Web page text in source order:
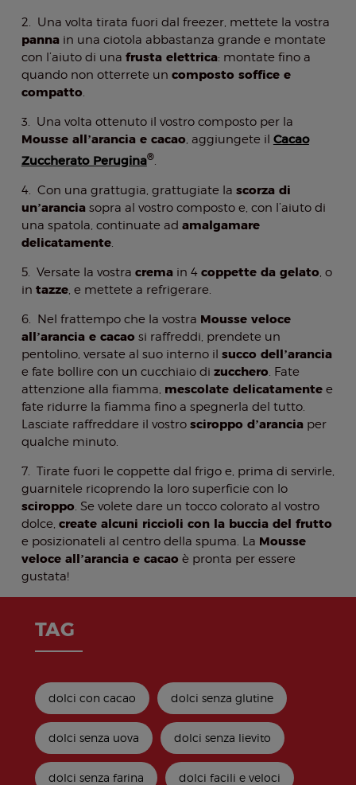
2. Una volta tirata fuori dal freezer, mettete la vostra
pannain una ciotola abbastanza grande e montate
con l’aiuto di una frusta elettrica: montate fino a
quando non otterrete un composto soffice e
compatto.
3. Una volta ottenuto il vostro composto per la
Mousse all’arancia e cacao, aggiungete il Cacao
Zuccherato Perugina®.
4. Con una grattugia, grattugiate la scorza di
un’aranciasopra al vostro composto e, con l’aiuto di
una spatola, continuate ad amalgamare
delicatamente.
5. Versate la vostra cremain 4 coppette da gelato, o
in tazze, e mettete a refrigerare.
6. Nel frattempo che la vostra Mousse veloce
all’arancia e cacao si raffreddi, prendete un
pentolino, versate al suo interno il succo dell’arancia
e fate bollire con un cucchiaio di zucchero. Fate
attenzione alla fiamma, mescolate delicatamentee
fate ridurre la fiamma fino a spegnerla del tutto.
Lasciate raffreddare il vostro sciroppo d’aranciaper
qualche minuto.
7. Tirate fuori le coppette dal frigo e, prima di servirle,
guarnitele ricoprendo la loro superficie con lo
sciroppo. Se volete dare un tocco colorato al vostro
dolce, create alcuni riccioli con la buccia del frutto
e posizionateli al centro della spuma. La Mousse
veloce all’arancia e cacao è pronta per essere
gustata!
TAG
dolci con cacao dolci senza glutine
dolci senza uova dolci senza lievito
dolci senza farina dolci facili e veloci